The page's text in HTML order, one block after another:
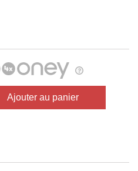
Ajouter au panier